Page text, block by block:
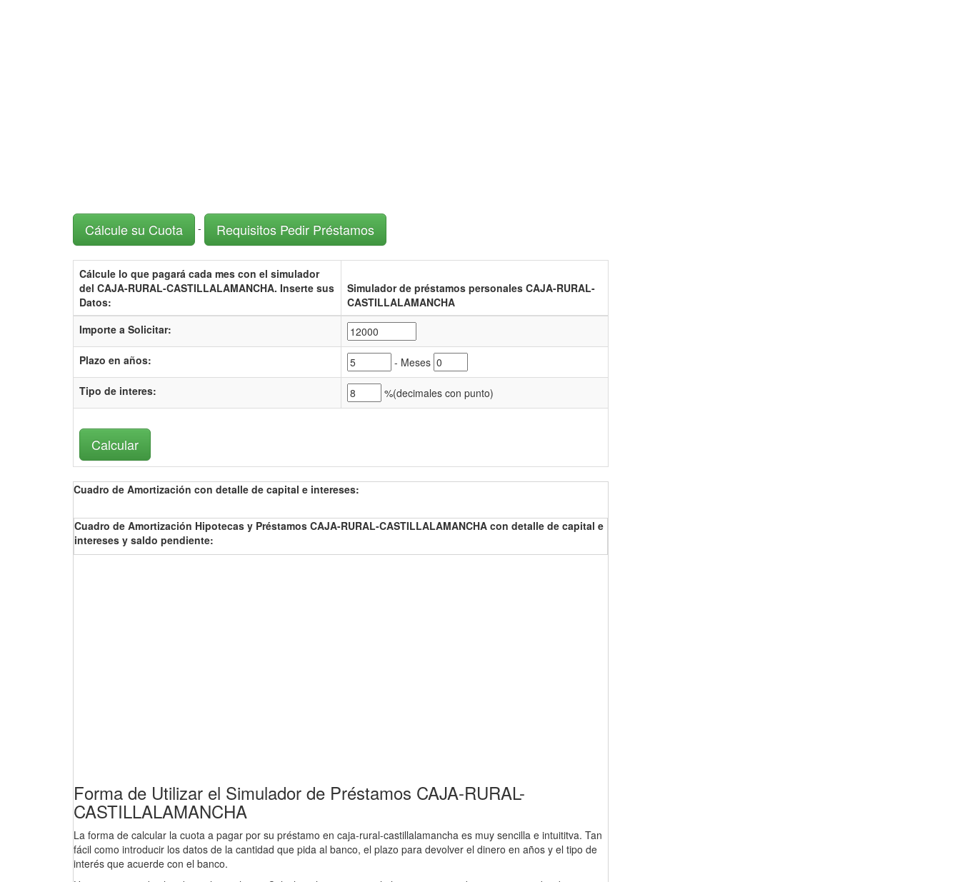
Cálcule su Cuota - Requisitos Pedir Préstamos
Cálcule lo que pagará cada mes con el simulador
del CAJA-RURAL-CASTILLALAMANCHA. Inserte sus
Datos:
Simulador de préstamos personales CAJA-RURAL-
CASTILLALAMANCHA
Importe a Solicitar:
Plazo en años:
- Meses
Tipo de interes: %(decimales con punto)
Cuadro de Amortización con detalle de capital e intereses:
Cuadro de Amortización Hipotecas y Préstamos CAJA-RURAL-CASTILLALAMANCHA con detalle de capital e
intereses y saldo pendiente:
Forma de Utilizar el Simulador de Préstamos CAJA-RURAL-
CASTILLALAMANCHA
La forma de calcular la cuota a pagar por su préstamo en caja-rural-castillalamancha es muy sencilla e intuititva. Tan
fácil como introducir los datos de la cantidad que pida al banco, el plazo para devolver el dinero en años y el tipo de
interés que acuerde con el banco.